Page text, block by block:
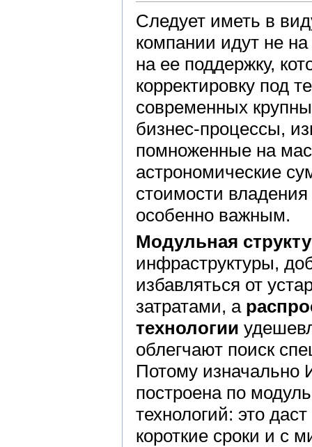
Следует иметь в
компании идут не
на ее поддержку,
корректировку под
современных
бизнес-процессы,
помноженные на
астрономические
стоимости
особенно важным.
Модульная
инфраструктуры,
избавляться от
затратами, а
технологии
облегчают поиск
Потому изначально
построена по
технологий: это
короткие сроки и с